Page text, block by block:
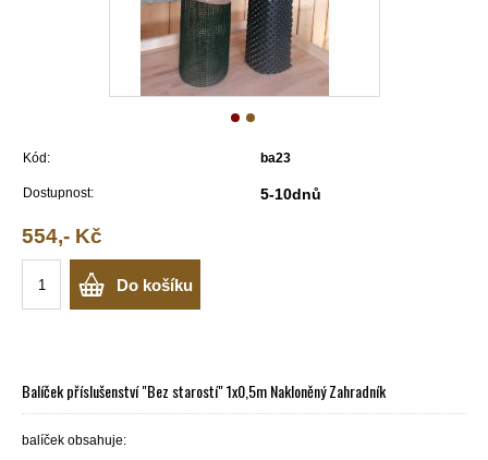
Kód: ba23
Dostupnost: 5-10dnů
554,- Kč
Do košíku
Balíček příslušenství "Bez starostí" 1x0,5m Nakloněný Zahradník
balíček obsahuje: